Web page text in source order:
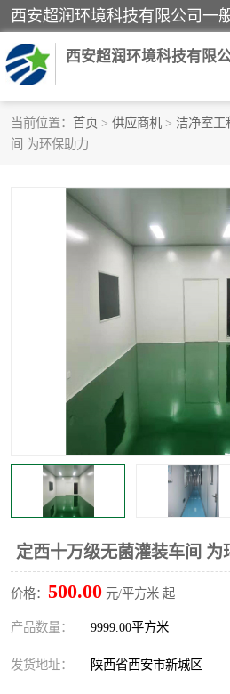
西安超润环境科技有限
当前位置： 首页 > 供应商机 > 洁净室工
间 为环保助力
定西十万级无菌灌装车间 为
价格： 500.00 元/平方米 起
产品数量： 9999.00平方米
发货地址： 陕西省西安市新城区
洁净手术室
粉尘废气净化
净化车间工程